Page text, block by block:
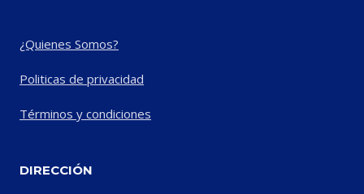
¿Quienes Somos?
Politicas de privacidad
Términos y condiciones
DIRECCIÓN